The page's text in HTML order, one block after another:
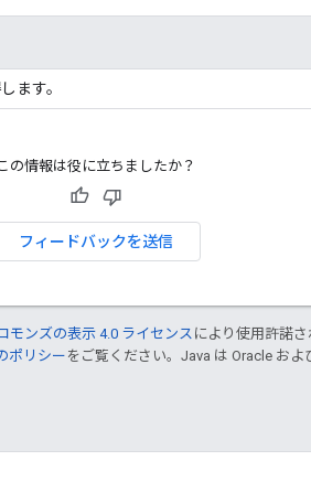
ます。
の情報は役に立ちましたか？
フィードバックを送信
モンズの表示 4.0 ライセンス により使用許諾
ポリシーをご覧ください。Java は Oracle およ